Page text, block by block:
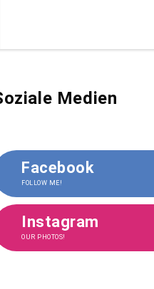
Medien
Facebook
FOLLOW ME!
Instagram
OUR PHOTOS!